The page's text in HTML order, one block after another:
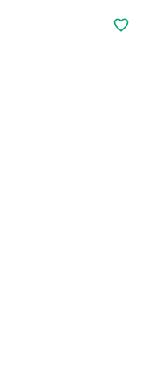
favorite_border